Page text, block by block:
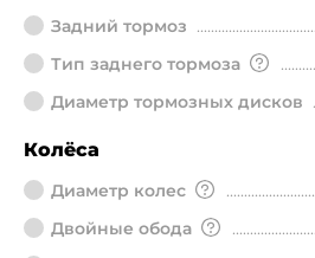
Задний тормоз
Тип заднего тормоза
Диаметр тормозных дисков
Колёса
Диаметр колeс
Двойные обода